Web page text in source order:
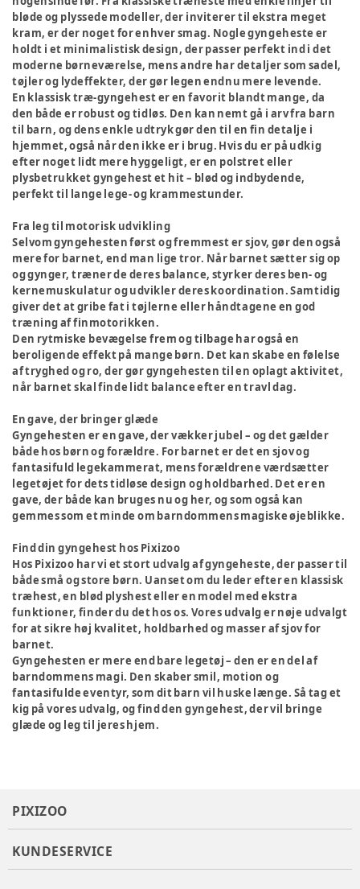
bløde og plyssede modeller, der inviterer til ekstra meget
kram, er der noget for enhver smag. Nogle gyngeheste er
holdt i et minimalistisk design, der passer perfekt ind i det
moderne børneværelse, mens andre har detaljer som sadel,
tøjler og lydeffekter, der gør legen endnu mere levende.
En klassisk træ-gyngehest er en favorit blandt mange, da
den både er robust og tidløs. Den kan nemt gå i arv fra barn
til barn, og dens enkle udtryk gør den til en fin detalje i
hjemmet, også når den ikke er i brug. Hvis du er på udkig
efter noget lidt mere hyggeligt, er en polstret eller
plysbetrukket gyngehest et hit – blød og indbydende,
perfekt til lange lege- og krammestunder.
Fra leg til motorisk udvikling
Selvom gyngehesten først og fremmest er sjov, gør den også
mere for barnet, end man lige tror. Når barnet sætter sig op
og gynger, træner de deres balance, styrker deres ben- og
kernemuskulatur og udvikler deres koordination. Samtidig
giver det at gribe fat i tøjlerne eller håndtagene en god
træning af finmotorikken.
Den rytmiske bevægelse frem og tilbage har også en
beroligende effekt på mange børn. Det kan skabe en følelse
af tryghed og ro, der gør gyngehesten til en oplagt aktivitet,
når barnet skal finde lidt balance efter en travl dag.
En gave, der bringer glæde
Gyngehesten er en gave, der vækker jubel – og det gælder
både hos børn og forældre. For barnet er det en sjov og
fantasifuld legekammerat, mens forældrene værdsætter
legetøjet for dets tidløse design og holdbarhed. Det er en
gave, der både kan bruges nu og her, og som også kan
gemmes som et minde om barndommens magiske øjeblikke.
Find din gyngehest hos Pixizoo
Hos Pixizoo har vi et stort udvalg af gyngeheste, der passer til
både små og store børn. Uanset om du leder efter en klassisk
træhest, en blød plyshest eller en model med ekstra
funktioner, finder du det hos os. Vores udvalg er nøje udvalgt
for at sikre høj kvalitet, holdbarhed og masser af sjov for
barnet.
Gyngehesten er mere end bare legetøj – den er en del af
barndommens magi. Den skaber smil, motion og
fantasifulde eventyr, som dit barn vil huske længe. Så tag et
kig på vores udvalg, og find den gyngehest, der vil bringe
glæde og leg til jeres hjem.
PIXIZOO
KUNDESERVICE